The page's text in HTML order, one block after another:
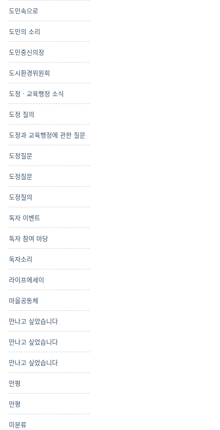
도민속으로
도민의 소리
도민중신의정
도시환경위원회
도정 · 교육행정 소식
도정 질의
도정과 교육행정에 관한 질문
도정질문
도정질문
도정질의
독자 이벤트
독자 참여 마당
독자소리
라이프에세이
마을공동체
만나고 싶었습니다
만나고 싶었습니다
만나고 싶었습니다
만평
만평
미분류